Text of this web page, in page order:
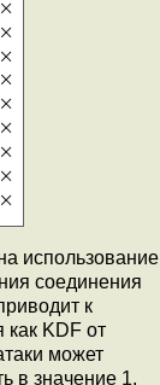
использование
соединения
к
KDF от
может
в значение 1,